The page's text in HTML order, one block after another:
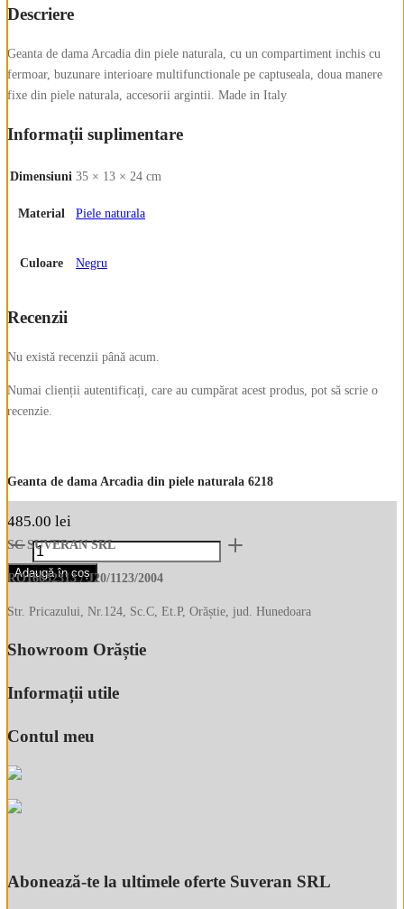
Descriere
Geanta de dama Arcadia din piele naturala, cu un compartiment inchis cu
fermoar, buzunare interioare multifunctionale pe captuseala, doua manere
fixe din piele naturala, accesorii argintii. Made in Italy
Informații suplimentare
Dimensiuni 35 × 13 × 24 cm
Material Piele naturala
Culoare Negru
Recenzii
Nu există recenzii până acum.
Numai clienții autentificați, care au cumpărat acest produs, pot să scrie o
recenzie.
Geanta de dama Arcadia din piele naturala 6218
485.00 lei
Cantitate
Geanta
de
dama
din
naturala
Adaugă în coș
SC SUVERAN SRL
RO16632313 / J20/1123/2004
Str. Pricazului, Nr.124, Sc.C, Et.P, Orăștie, jud. Hunedoara
Showroom Orăștie
Informații utile
Contul meu
Abonează-te la ultimele oferte Suveran SRL